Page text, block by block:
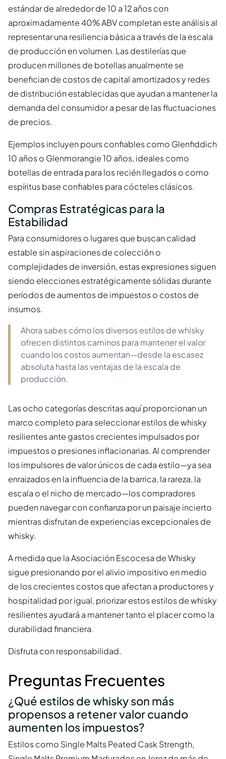
estándar de alrededor de 10 a 12 años con
aproximadamente 40% ABV completan este análisis al
representar una resiliencia básica a través de la escala
de producción en volumen. Las destilerías que
producen millones de botellas anualmente se
benefician de costos de capital amortizados y redes
de distribución establecidas que ayudan a mantener la
demanda del consumidor a pesar de las fluctuaciones
de precios.
Ejemplos incluyen pours confiables como Glenfiddich
10 años o Glenmorangie 10 años, ideales como
botellas de entrada para los recién llegados o como
espíritus base confiables para cócteles clásicos.
Compras Estratégicas para la
Estabilidad
Para consumidores o lugares que buscan calidad
estable sin aspiraciones de colección o
complejidades de inversión, estas expresiones siguen
siendo elecciones estratégicamente sólidas durante
períodos de aumentos de impuestos o costos de
insumos.
Ahora sabes cómo los diversos estilos de whisky
ofrecen distintos caminos para mantener el valor
cuando los costos aumentan—desde la escasez
absoluta hasta las ventajas de la escala de
producción.
Las ocho categorías descritas aquí proporcionan un
marco completo para seleccionar estilos de whisky
resilientes ante gastos crecientes impulsados por
impuestos o presiones inflacionarias. Al comprender
los impulsores de valor únicos de cada estilo—ya sea
enraizados en la influencia de la barrica, la rareza, la
escala o el nicho de mercado—los compradores
pueden navegar con confianza por un paisaje incierto
mientras disfrutan de experiencias excepcionales de
whisky.
A medida que la Asociación Escocesa de Whisky
sigue presionando por el alivio impositivo en medio
de los crecientes costos que afectan a productores y
hospitalidad por igual, priorizar estos estilos de whisky
resilientes ayudará a mantener tanto el placer como la
durabilidad financiera.
Disfruta con responsabilidad.
Preguntas Frecuentes
¿Qué estilos de whisky son más
propensos a retener valor cuando
aumenten los impuestos?
Estilos como Single Malts Peated Cask Strength,